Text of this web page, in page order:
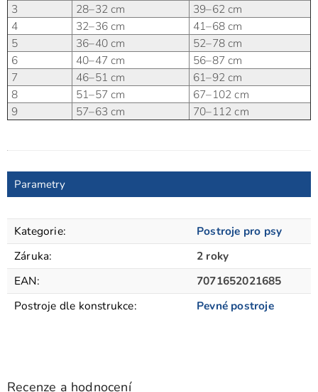
3
28–32 cm
39–62 cm
4
32–36 cm
41–68 cm
5
36–40 cm
52–78 cm
6
40–47 cm
56–87 cm
7
46–51 cm
61–92 cm
8
51–57 cm
67–102 cm
9
57–63 cm 70–112 cm
Parametry
Kategorie:
Postroje pro psy
Záruka:
2 roky
EAN:
7071652021685
Postroje dle konstrukce: Pevné postroje
Recenze a hodnocení